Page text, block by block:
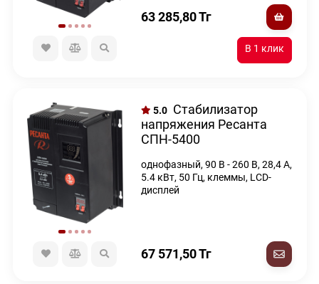
63 285,80Тг
5.0 Стабилизатор
напряжения Ресанта
СПН-5400
однофазный, 90 В - 260 В, 28,4 А,
5.4 кВт, 50 Гц, клеммы, LCD-
дисплей
67 571,50Тг